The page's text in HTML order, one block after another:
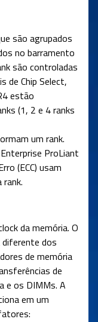
são agrupados
no barramento
são controladas
de Chip Select,
estão
(1, 2 e 4 ranks
um rank.
ProLiant
(ECC) usam
da memória. O
diferente dos
de memória
de
e os DIMMs. A
em um